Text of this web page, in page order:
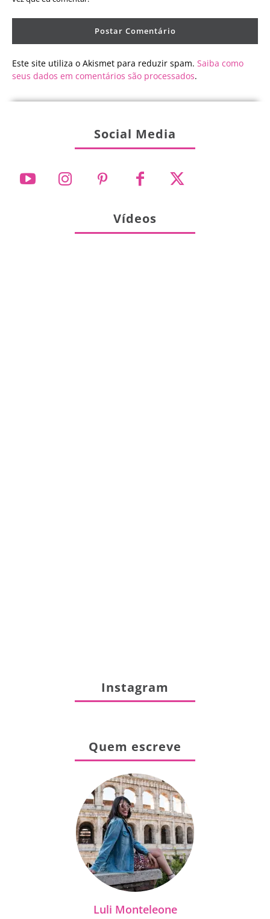
Este site utiliza o Akismet para reduzir spam. Saiba como
seus dados em comentários são processados.
Social Media
Vídeos
Instagram
Quem escreve
Luli Monteleone